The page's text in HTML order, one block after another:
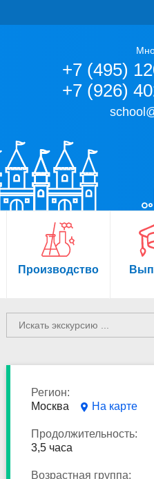
+7 (495)
+7 (926)
Производство
Регион:
Москва
На карте
Продолжительность:
3,5 часа
Возрастная группа: